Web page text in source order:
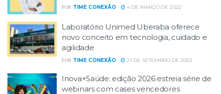
POR TIME CONEXÃO 4 DE MARÇO DE 2022
Laboratório Unimed Uberaba oferece
novo conceito em tecnologia, cuidado e
agilidade
POR TIME CONEXÃO 21 DE SETEMBRO DE 2023
Inova+Saúde: edição 2026 estreia série de
webinars com cases vencedores